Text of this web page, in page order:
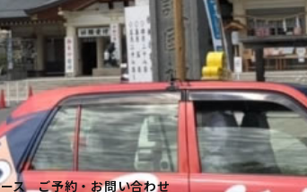
ス ご予約・お問い合わせ